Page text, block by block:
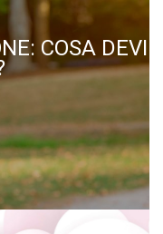
COSA DEVI